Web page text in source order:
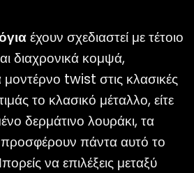
έχουν σχεδιαστεί με τέτοιο
διαχρονικά κομψά,
twist στις κλασικές
το κλασικό μέταλλο, είτε
δερμάτινο λουράκι, τα
προσφέρουν πάντα αυτό το
να επιλέξεις μεταξύ